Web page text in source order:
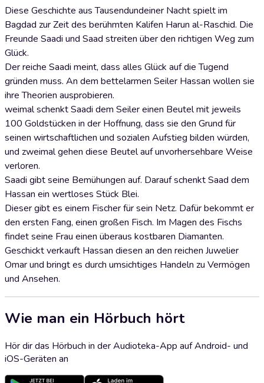
Diese Geschichte aus Tausendundeiner Nacht spielt im
Bagdad zur Zeit des berühmten Kalifen Harun al-Raschid. Die
Freunde Saadi und Saad streiten über den richtigen Weg zum
Glück.
Der reiche Saadi meint, dass alles Glück auf die Tugend
gründen muss. An dem bettelarmen Seiler Hassan wollen sie
ihre Theorien ausprobieren.
weimal schenkt Saadi dem Seiler einen Beutel mit jeweils
100 Goldstücken in der Hoffnung, dass sie den Grund für
seinen wirtschaftlichen und sozialen Aufstieg bilden würden,
und zweimal gehen diese Beutel auf unvorhersehbare Weise
verloren.
Saadi gibt seine Bemühungen auf. Darauf schenkt Saad dem
Hassan ein wertloses Stück Blei.
Dieser gibt es einem Fischer für sein Netz. Dafür bekommt er
den ersten Fang, einen großen Fisch. Im Magen des Fischs
findet seine Frau einen überaus kostbaren Diamanten.
Geschickt verkauft Hassan diesen an den reichen Juwelier
Omar und bringt es durch umsichtiges Handeln zu Vermögen
und Ansehen.
Wie man ein Hörbuch hört
Hör dir das Hörbuch in der Audioteka-App auf Android- und
iOS-Geräten an